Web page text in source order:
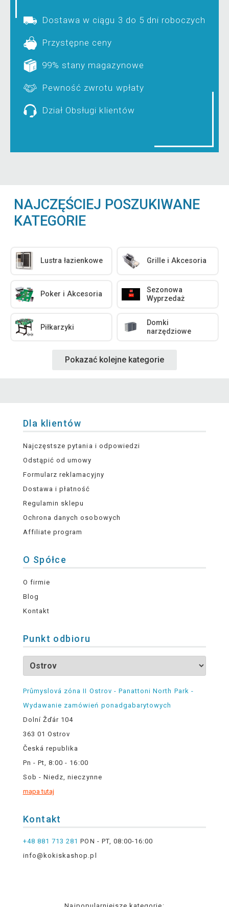
Dostawa w ciągu 3 do 5 dni roboczych
Przystępne ceny
99% stany magazynowe
Pewność zwrotu wpłaty
Dział Obsługi klientów
NAJCZĘŚCIEJ POSZUKIWANE
KATEGORIE
Lustra łazienkowe Grille i Akcesoria
Poker i Akcesoria
Sezonowa
Wyprzedaż
Piłkarzyki
Domki
narzędziowe
Pokazać kolejne kategorie
Dla klientów
Najczęstsze pytania i odpowiedzi
Odstąpić od umowy
Formularz reklamacyjny
Dostawa i płatność
Regulamin sklepu
Ochrona danych osobowych
Affiliate program
O Spółce
O firmie
Blog
Kontakt
Punkt odbioru
Průmyslová zóna II Ostrov - Panattoni North Park -
Wydawanie zamówień ponadgabarytowych
Dolní Žďár 104
363 01 Ostrov
Česká republika
Pn - Pt, 8:00 - 16:00
Sob - Niedz, nieczynne
mapa tutaj
Kontakt
+48 881 713 281 PON - PT, 08:00-16:00
info@kokiskashop.pl